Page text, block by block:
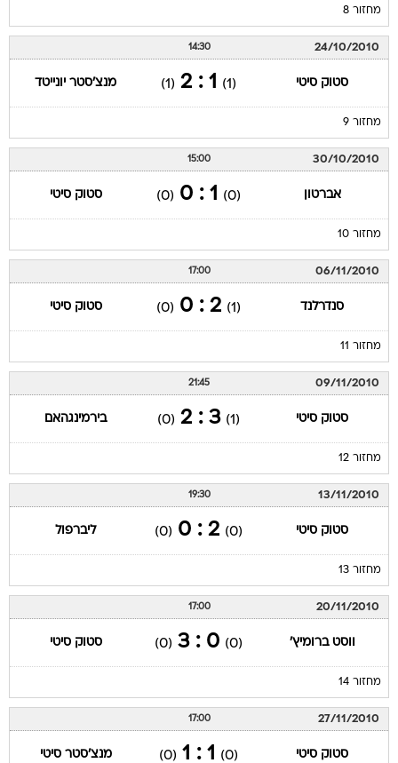
מחזור 8
24/10/2010
14:30
סטוק סיטי (1)
1 : 2
(1) מנצ'סטר יונייטד
מחזור 9
30/10/2010
15:00
אברטון (0)
1 : 0
(0) סטוק סיטי
מחזור 10
06/11/2010
17:00
סנדרלנד (1)
2 : 0
(0) סטוק סיטי
מחזור 11
09/11/2010
21:45
סטוק סיטי (1)
3 : 2
(0) בירמינגהאם
מחזור 12
13/11/2010
19:30
סטוק סיטי (0)
2 : 0
(0) ליברפול
מחזור 13
20/11/2010
17:00
ווסט ברומיץ' (0)
0 : 3
(0) סטוק סיטי
מחזור 14
27/11/2010
17:00
סטוק סיטי (0)
1 : 1
(0) מנצ'סטר סיטי